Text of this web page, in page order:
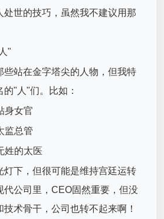
处世的技巧，虽然我不建议用那
"
些站在金字塔尖的人物，但我特
"人"们。比如：
身女官
监总管
姓的太医
灯下，但很可能是维持宫廷运转
代公司里，CEO固然重要，但没
术骨干，公司也转不起来啊！